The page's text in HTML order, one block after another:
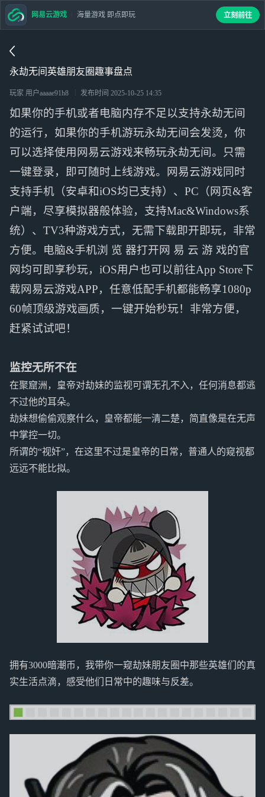
永劫无间英雄朋友圈趣事盘点
玩家 用户aaaae91h8 发布时间 2025-10-25 14:35
如果你的手机或者电脑内存不足以支持永劫无间
的运行，如果你的手机游玩永劫无间会发烫，你
可以选择使用网易云游戏来畅玩永劫无间。只需
一键登录，即可随时上线游戏。网易云游戏同时
支持手机（安卓和iOS均已支持）、PC（网页&客
户端，尽享模拟器般体验，支持Mac&Windows系
统）、TV3种游戏方式，无需下载即开即玩，非常
方便。电脑&手机浏 览 器打开网 易 云 游 戏的官
网均可即享秒玩，iOS用户也可以前往App Store下
载网易云游戏APP，任意低配手机都能畅享1080p
60帧顶级游戏画质，一键开始秒玩！非常方便，
赶紧试试吧！
监控无所不在
在聚窟洲，皇帝对劫妹的监视可谓无孔不入，任何消息都逃
不过他的耳朵。
劫妹想偷偷观察什么，皇帝都能一清二楚，简直像是在无声
中掌控一切。
所谓的“视奸”，在这里不过是皇帝的日常，普通人的窥视都
远远不能比拟。
拥有3000暗潮币，我带你一窥劫妹朋友圈中那些英雄们的真
实生活点滴，感受他们日常中的趣味与反差。
网易云游戏 海量游戏 即点即玩 立刻前往